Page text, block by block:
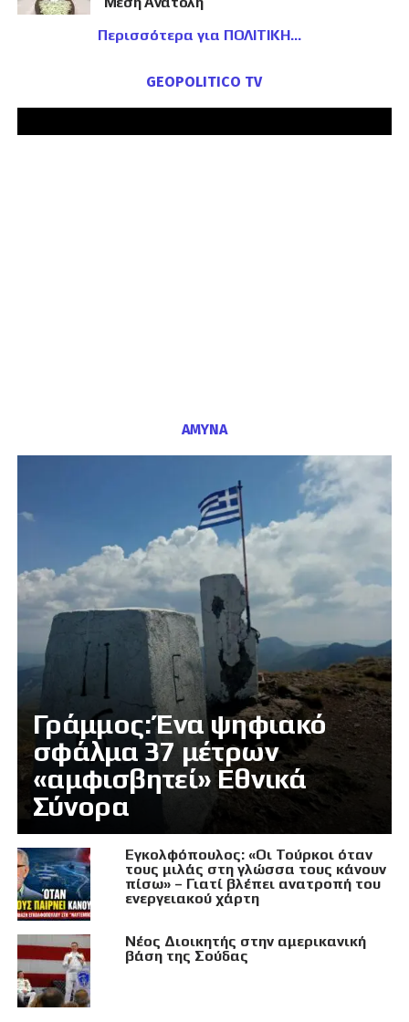
Περισσότερα για ΠΟΛΙΤΙΚΗ
GEOPOLITICO TV
ΑΜΥΝΑ
Γράμμος: Ένα ψηφιακό
σφάλμα 37 μέτρων
«αμφισβητεί» Εθνικά
Σύνορα
Εγκολφόπουλος: «Οι Τούρκοι όταν
τους μιλάς στη γλώσσα τους κάνουν
πίσω» – Γιατί βλέπει ανατροπή του
ενεργειακού χάρτη
Νέος Διοικητής στην αμερικανική
βάση της Σούδας